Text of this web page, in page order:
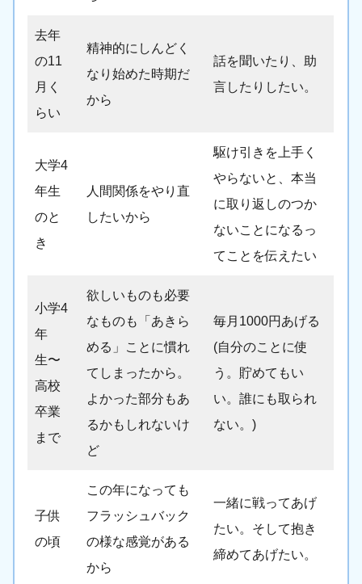
去年
の11
月く
らい
精神的にしんどく
なり始めた時期だ
から
話を聞いたり、助
言したりしたい。
大学4
年生
のと
き
人間関係をやり直
したいから
駆け引きを上手く
やらないと、本当
に取り返しのつか
ないことになるっ
てことを伝えたい
小学4
年
生〜
高校
卒業
まで
欲しいものも必要
なものも「あきら
める」ことに慣れ
てしまったから。
よかった部分もあ
るかもしれないけ
ど
毎月1000円あげる
(自分のことに使
う。貯めてもい
い。誰にも取られ
ない。)
子供
の頃
この年になっても
フラッシュバック
の様な感覚がある
から
一緒に戦ってあげ
たい。そして抱き
締めてあげたい。